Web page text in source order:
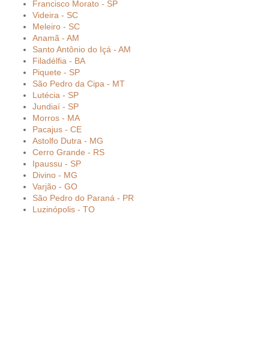
Francisco Morato - SP
Videira - SC
Meleiro - SC
Anamã - AM
Santo Antônio do Içá - AM
Filadélfia - BA
Piquete - SP
São Pedro da Cipa - MT
Lutécia - SP
Jundiaí - SP
Morros - MA
Pacajus - CE
Astolfo Dutra - MG
Cerro Grande - RS
Ipaussu - SP
Divino - MG
Varjão - GO
São Pedro do Paraná - PR
Luzinópolis - TO